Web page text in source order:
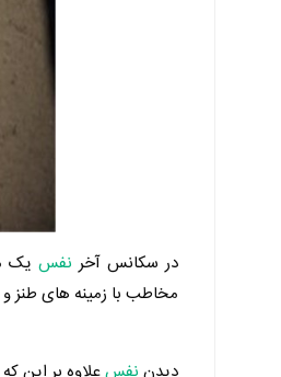
در سکانس آخر نفس یک
مخاطب با زمینه های طنز